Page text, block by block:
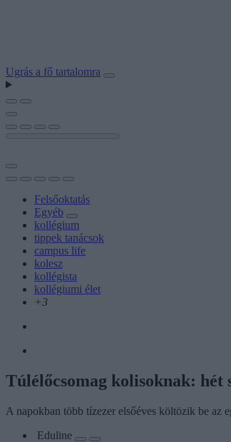
Ugrás a fő tartalomra
Felsőoktatás
Egyéb
kollégium
tippek tanácsok
campus life
kolesz
kollégista
kollégiumi élet
+3
Túlélőcsomag kolisoknak: hét
A napokban több tízezer elsőéves költözik be az
Eduline